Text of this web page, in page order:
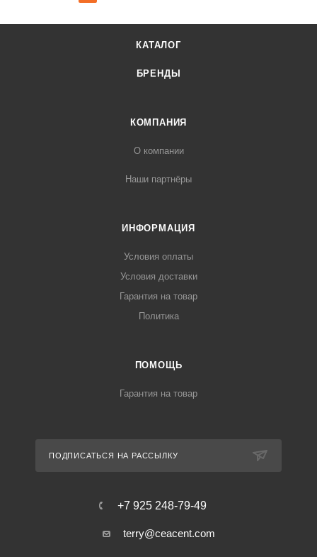
КАТАЛОГ
БРЕНДЫ
КОМПАНИЯ
О компании
Наши партнёры
ИНФОРМАЦИЯ
Условия оплаты
Условия доставки
Гарантия на товар
Политика
ПОМОЩЬ
Гарантия на товар
ПОДПИСАТЬСЯ НА РАССЫЛКУ
+7 925 248-79-49
terry@ceacent.com